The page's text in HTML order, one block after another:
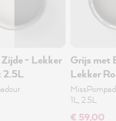
- Lekker
2.5L
Grijs met
Lekker
1L, 2.5L
€ 59,00